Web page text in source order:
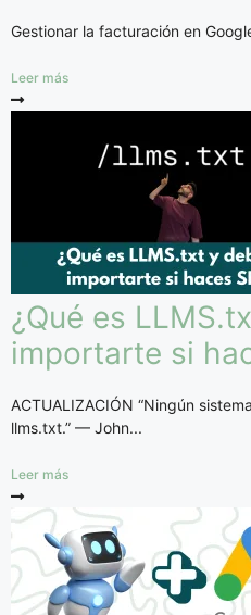
Gestionar la facturación en
Leer más
¿Qué es
importarte si
ACTUALIZACIÓN “Ningún
llms.txt.” — John...
Leer más